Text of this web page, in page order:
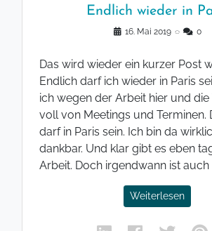
Endlich wieder in
16. Mai 2019 ◌ 0
Das wird wieder ein kurzer Post
Endlich darf ich wieder in Paris
ich wegen der Arbeit hier und die
voll von Meetings und Terminen.
darf in Paris sein. Ich bin da
dankbar. Und klar gibt es eben
Arbeit. Doch irgendwann ist auch
Weiterlesen